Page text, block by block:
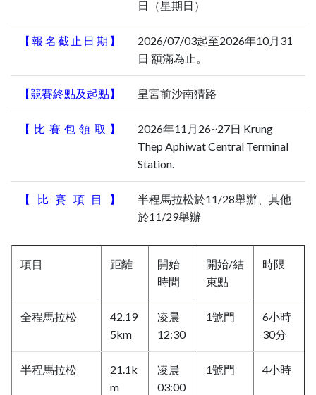
日（星期日）
【報名截止日期】
2026/07/03起至2026年10月31
日 額滿為止。
【競賽終點及起點】 皇宮前沙南猜路
【比賽包領取】
2026年11月26~27日 Krung
Thep Aphiwat Central Terminal
Station.
【比賽項目】
半程馬拉松於11/28舉辦、其他
於11/29舉辦
項目 距離
開始
時間
開始/結
束點
時限
全程馬拉松
42.19
5km
凌晨
12:30
1號門
6小時
30分
半程馬拉松
21.1k
m
凌晨
03:00
1號門 4小時